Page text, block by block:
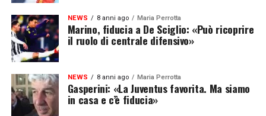
NEWS 8 anni ago Maria Perrotta
Marino, fiducia a De Sciglio: «Può ricoprire
il ruolo di centrale difensivo»
NEWS 8 anni ago Maria Perrotta
Gasperini: «La Juventus favorita. Ma siamo
in casa e c’è fiducia»